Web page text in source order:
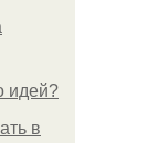
идей?
в